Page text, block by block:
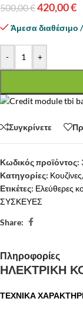
500,00€420,00€
Άμεσα διαθέσιμο
- +
Συγκρίνετε
Κωδικός προϊόντος:
Κατηγορίες: Κουζίνες,
Ετικέτες: Ελεύθερες
ΣΥΣΚΕΥΕΣ
Share:
Πληροφορίες
ΗΛΕΚΤΡΙΚΗ
ΤΕΧΝΙΚΑ